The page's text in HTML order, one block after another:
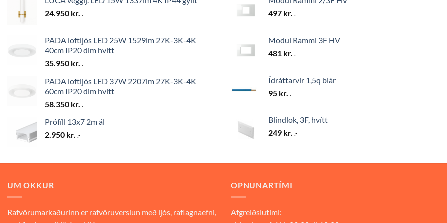
24.950 kr. .-
PADA loftljós LED 25W 1529lm 27K-3K-4K
40cm IP20 dim hvítt
35.950 kr. .-
PADA loftljós LED 37W 2207lm 27K-3K-4K
60cm IP20 dim hvítt
58.350 kr. .-
Prófíll 13x7 2m ál
2.950 kr. .-
497 kr. .-
Modul Rammi 3F HV
481 kr. .-
Ídráttarvír 1,5q blár
95 kr. .-
Blindlok, 3F, hvítt
249 kr. .-
UM OKKUR
Rafvörumarkaðurinn er rafvöruverslun með ljós, raflagnaefni,
OPNUNARTÍMI
Afgreiðslutími: